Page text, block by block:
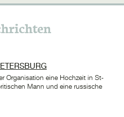
Organisation eine Hochzeit in St-
Mann und eine russische